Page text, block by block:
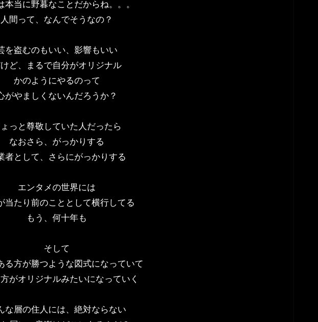
本当に野暮なことだからね。。。
人間って、なんでそうなの？
を盗むのもいい、影響もいい
ど、まるで自分がオリジナル
かのようにやるのって
がやましくないんだろうか？
っと尊敬していた人だったら
なおさら、がっかりする
者として、さらにがっかりする
エンタメの世界には
当たり前のこととして横行してる
もう、何十年も
そして
る方が勝つような図式になっていて
がオリジナルみたいになっていく
な層の住人には、絶対ならない